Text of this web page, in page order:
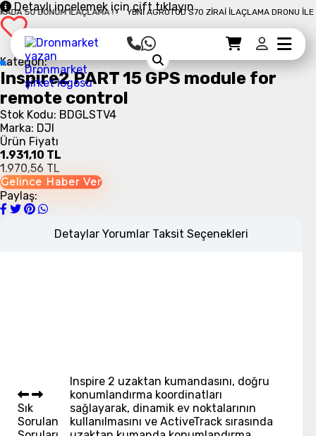
50 DÖNÜM İLAÇLAMA ! YENI AGROTOD S70 ZIRAI İLAÇLAMA DRONU İLE 10
Sepet
Sepet Detayı Ödemeye Geç
Detaylı incelemek için çift tıklayın
Kategori:
Inspire2 PART 15 GPS module for
remote control
Stok Kodu: BDGLSTV4
Marka: DJI
Ürün Fiyatı
1.931,10 TL
1.970,56 TL
Gelince Haber Ver
Paylaş:
Detaylar Yorumlar Taksit Seçenekleri
Sık
Sorulan
Inspire 2 uzaktan kumandasını, doğru
konumlandırma koordinatları
sağlayarak, dinamik ev noktalarının
kullanılmasını ve ActiveTrack sırasında